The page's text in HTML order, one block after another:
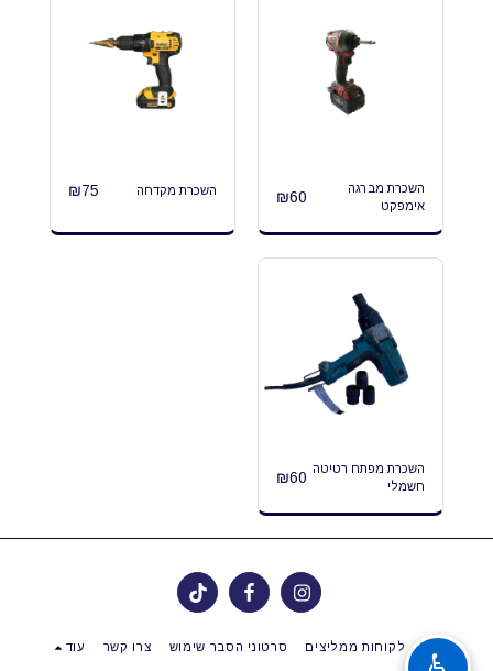
השכרת מברגה
אימפקט
₪60 השכרת מקדחה ₪75
השכרת מפתח רטיטה
חשמלי
₪60
בית לקוחות ממליצים סרטוני הסבר שימוש צרו קשר עוד